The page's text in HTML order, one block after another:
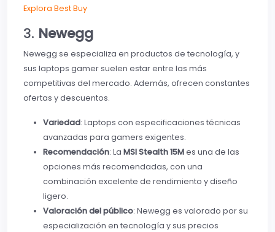
Explora Best Buy
3. Newegg
Newegg se especializa en productos de tecnología, y
sus laptops gamer suelen estar entre las más
competitivas del mercado. Además, ofrecen constantes
ofertas y descuentos.
Variedad: Laptops con especificaciones técnicas
avanzadas para gamers exigentes.
Recomendación: La MSI Stealth 15Mes una de las
opciones más recomendadas, con una
combinación excelente de rendimiento y diseño
ligero.
Valoración del público: Newegg es valorado por su
especialización en tecnología y sus precios